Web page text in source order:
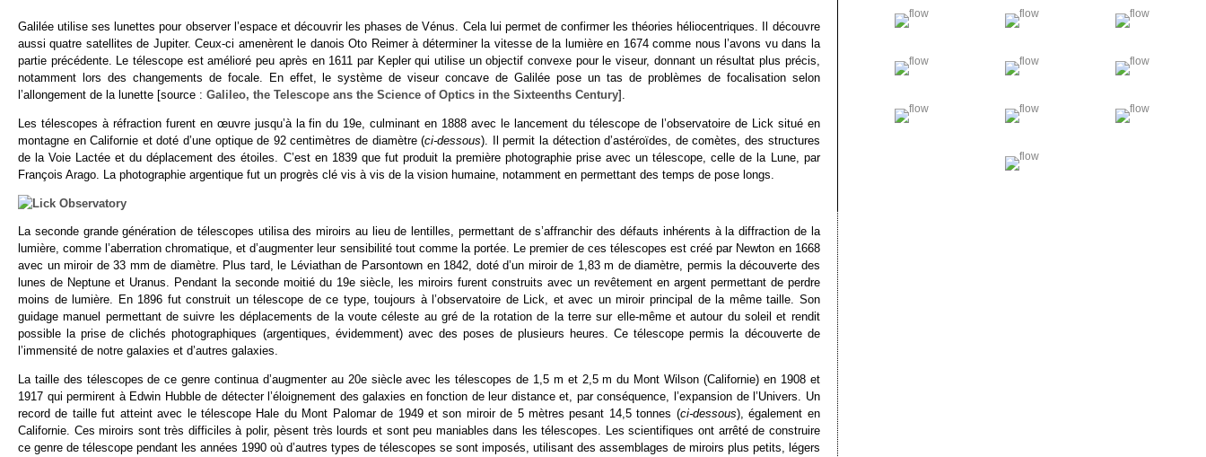
Galilée utilise ses lunettes pour observer l’espace et découvrir les phases de Vénus. Cela lui permet de confirmer les théories héliocentriques. Il découvre
aussi quatre satellites de Jupiter. Ceux-ci amenèrent le danois Oto Reimer à déterminer la vitesse de la lumière en 1674 comme nous l’avons vu dans la
partie précédente. Le télescope est amélioré peu après en 1611 par Kepler qui utilise un objectif convexe pour le viseur, donnant un résultat plus précis,
notamment lors des changements de focale. En effet, le système de viseur concave de Galilée pose un tas de problèmes de focalisation selon
l’allongement de la lunette [source : Galileo, the Telescope ans the Science of Optics in the Sixteenths Century].
Les télescopes à réfraction furent en œuvre jusqu’à la fin du 19e, culminant en 1888 avec le lancement du télescope de l’observatoire de Lick situé en
montagne en Californie et doté d’une optique de 92 centimètres de diamètre (ci-dessous). Il permit la détection d’astéroïdes, de comètes, des structures
de la Voie Lactée et du déplacement des étoiles. C’est en 1839 que fut produit la première photographie prise avec un télescope, celle de la Lune, par
François Arago. La photographie argentique fut un progrès clé vis à vis de la vision humaine, notamment en permettant des temps de pose longs.
La seconde grande génération de télescopes utilisa des miroirs au lieu de lentilles, permettant de s’affranchir des défauts inhérents à la diffraction de la
lumière, comme l’aberration chromatique, et d’augmenter leur sensibilité tout comme la portée. Le premier de ces télescopes est créé par Newton en 1668
avec un miroir de 33 mm de diamètre. Plus tard, le Léviathan de Parsontown en 1842, doté d’un miroir de 1,83 m de diamètre, permis la découverte des
lunes de Neptune et Uranus. Pendant la seconde moitié du 19e siècle, les miroirs furent construits avec un revêtement en argent permettant de perdre
moins de lumière. En 1896 fut construit un télescope de ce type, toujours à l’observatoire de Lick, et avec un miroir principal de la même taille. Son
guidage manuel permettant de suivre les déplacements de la voute céleste au gré de la rotation de la terre sur elle-même et autour du soleil et rendit
possible la prise de clichés photographiques (argentiques, évidemment) avec des poses de plusieurs heures. Ce télescope permis la découverte de
l’immensité de notre galaxies et d’autres galaxies.
La taille des télescopes de ce genre continua d’augmenter au 20e siècle avec les télescopes de 1,5 m et 2,5 m du Mont Wilson (Californie) en 1908 et
1917 qui permirent à Edwin Hubble de détecter l’éloignement des galaxies en fonction de leur distance et, par conséquence, l’expansion de l’Univers. Un
record de taille fut atteint avec le télescope Hale du Mont Palomar de 1949 et son miroir de 5 mètres pesant 14,5 tonnes (ci-dessous), également en
Californie. Ces miroirs sont très difficiles à polir, pèsent très lourds et sont peu maniables dans les télescopes. Les scientifiques ont arrêté de construire
ce genre de télescope pendant les années 1990 où d’autres types de télescopes se sont imposés, utilisant des assemblages de miroirs plus petits, légers